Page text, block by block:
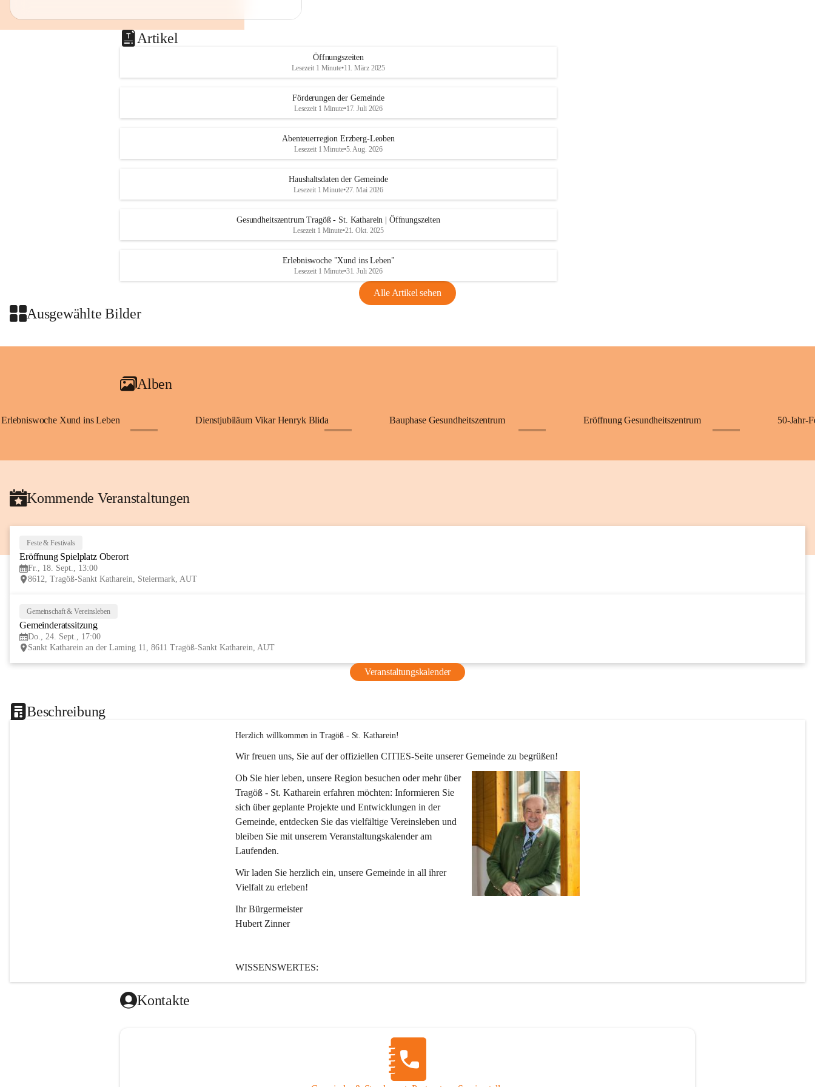
Artikel
Öffnungszeiten
Lesezeit 1 Minute•11. März 2025
Förderungen der Gemeinde
Lesezeit 1 Minute•17. Juli 2026
Abenteuerregion Erzberg-Leoben
Lesezeit 1 Minute•5. Aug. 2026
Haushaltsdaten der Gemeinde
Lesezeit 1 Minute•27. Mai 2026
Gesundheitszentrum Tragöß - St. Katharein | Öffnungszeiten
Lesezeit 1 Minute•21. Okt. 2025
Erlebniswoche "Xund ins Leben"
Lesezeit 1 Minute•31. Juli 2026
Alle Artikel sehen
Ausgewählte Bilder
+2
Alben
Erlebniswoche Xund ins Leben Dienstjubiläum Vikar Henryk Blida Bauphase Gesundheitszentrum Eröffnung Gesundheitszentrum 50-Jahr-
Kommende Veranstaltungen
Feste & Festivals
Eröffnung Spielplatz Oberort
Fr., 18. Sept., 13:00
8612, Tragöß-Sankt Katharein, Steiermark, AUT
Gemeinschaft & Vereinsleben
Gemeinderatssitzung
Do., 24. Sept., 17:00
Sankt Katharein an der Laming 11, 8611 Tragöß-Sankt Katharein, AUT
Veranstaltungskalender
Beschreibung
Herzlich willkommen in Tragöß - St. Katharein!
Wir freuen uns, Sie auf der offiziellen CITIES-Seite unserer Gemeinde zu begrüßen!
Ob Sie hier leben, unsere Region besuchen oder mehr über
Tragöß - St. Katharein erfahren möchten: Informieren Sie
sich über geplante Projekte und Entwicklungen in der
Gemeinde, entdecken Sie das vielfältige Vereinsleben und
bleiben Sie mit unserem Veranstaltungskalender am
Laufenden.
Wir laden Sie herzlich ein, unsere Gemeinde in all ihrer
Vielfalt zu erleben!
Ihr Bürgermeister
Hubert Zinner
WISSENSWERTES:
Kontakte